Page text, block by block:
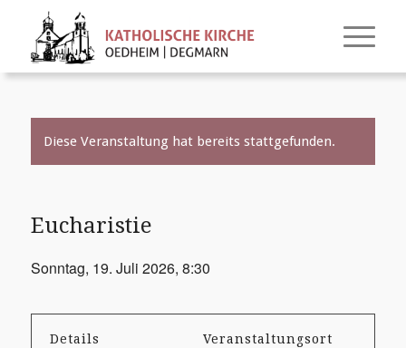
Diese Veranstaltung hat bereits stattgefunden.
Eucharistie
Sonntag, 19. Juli 2026, 8:30
Details Veranstaltungsort